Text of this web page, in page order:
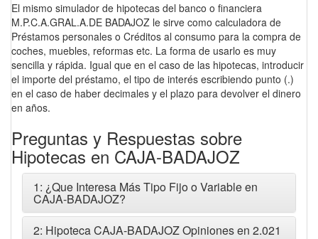
El mismo simulador de hipotecas del banco o financiera
M.P.C.A.GRAL.A.DE BADAJOZ le sirve como calculadora de
Préstamos personales o Créditos al consumo para la compra de
coches, muebles, reformas etc. La forma de usarlo es muy
sencilla y rápida. Igual que en el caso de las hipotecas, introducir
el importe del préstamo, el tipo de interés escribiendo punto (.)
en el caso de haber decimales y el plazo para devolver el dinero
en años.
Preguntas y Respuestas sobre
Hipotecas en CAJA-BADAJOZ
1: ¿Que Interesa Más Tipo Fijo o Variable en
CAJA-BADAJOZ?
2: Hipoteca CAJA-BADAJOZ Opiniones en 2.021